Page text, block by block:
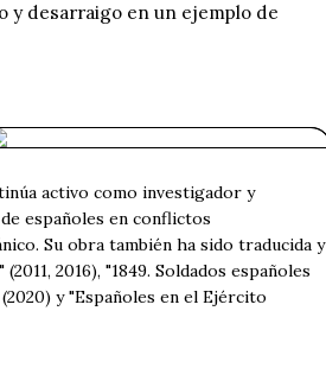
y desarraigo en un ejemplo de
activo como investigador y
españoles en conflictos
Su obra también ha sido traducida y
2016), "1849. Soldados españoles
y "Españoles en el Ejército